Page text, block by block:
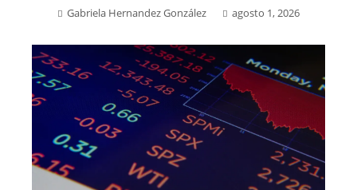
Gabriela Hernandez González agosto 1, 2026